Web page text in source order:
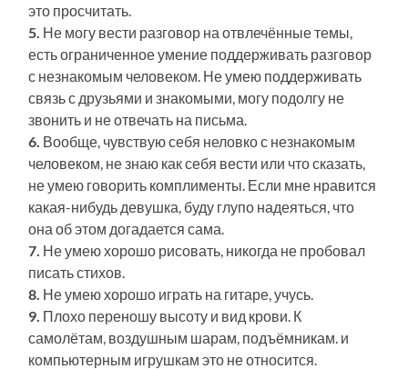
это просчитать.
5. Не могу вести разговор на отвлечённые темы,
есть ограниченное умение поддерживать разговор
с незнакомым человеком. Не умею поддерживать
связь с друзьями и знакомыми, могу подолгу не
звонить и не отвечать на письма.
6. Вообще, чувствую себя неловко с незнакомым
человеком, не знаю как себя вести или что сказать,
не умею говорить комплименты. Если мне нравится
какая-нибудь девушка, буду глупо надеяться, что
она об этом догадается сама.
7. Не умею хорошо рисовать, никогда не пробовал
писать стихов.
8. Не умею хорошо играть на гитаре, учусь.
9. Плохо переношу высоту и вид крови. К
самолётам, воздушным шарам, подъёмникам. и
компьютерным игрушкам это не относится.